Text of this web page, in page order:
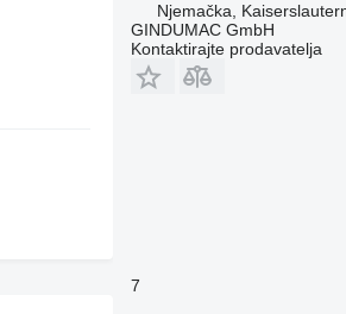
Njemačka,
GINDUMAC GmbH
Kontaktirajte prodavatelja
7